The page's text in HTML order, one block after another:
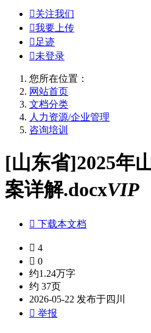
关注我们
我要上传
 足迹
未登录
您所在位置：
网站首页
文档分类
人力资源/企业管理
咨询培训
[山东省]2025年
案详解.docxVIP
 下载本文档
 4
 0
约1.24万字
约 37页
2026-05-22 发布于四川
 举报